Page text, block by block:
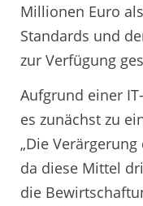
Millionen Euro
Standards und
zur Verfügung
Aufgrund einer
es zunächst zu
„Die
da diese Mittel
die